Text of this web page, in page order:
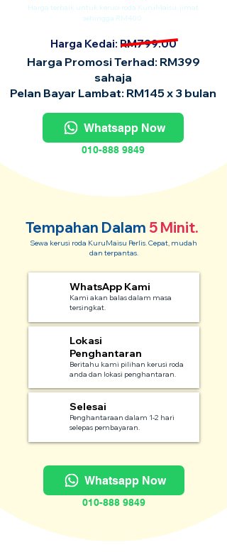
Harga terbaik untuk kerusi roda KuruMaisu, jimat
sehingga RM400.
Harga Kedai: RM799.00
Harga Promosi Terhad: RM399
sahaja
Pelan Bayar Lambat: RM145 x 3 bulan
Whatsapp Now
010-888 9849
Tempahan Dalam 5 Minit.
Sewa kerusi roda KuruMaisu Perlis. Cepat, mudah
dan terpantas.
WhatsApp Kami
Kami akan balas dalam masa
tersingkat.
Lokasi
Penghantaran
Beritahu kami pilihan kerusi roda
anda dan lokasi penghantaran.
Selesai
Penghantaraan dalam 1-2 hari
selepas pembayaran.
Whatsapp Now
010-888 9849